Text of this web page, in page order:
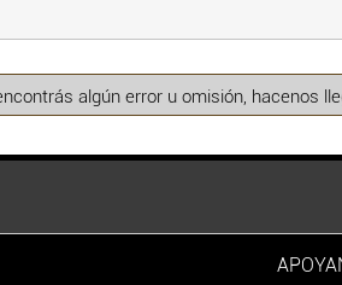
algún error u omisión, hacenos